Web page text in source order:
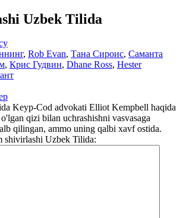
Uzbek Tilida
, Rob Evan, Тана Сироис, Саманта
, Крис Гудвин, Dhane Ross, Hester
Keyp-Cod advokati Elliot Kempbell haqida
qizi bilan uchrashishni vasvasaga
qilingan, ammo uning qalbi xavf ostida.
shivirlashi Uzbek Tilida: